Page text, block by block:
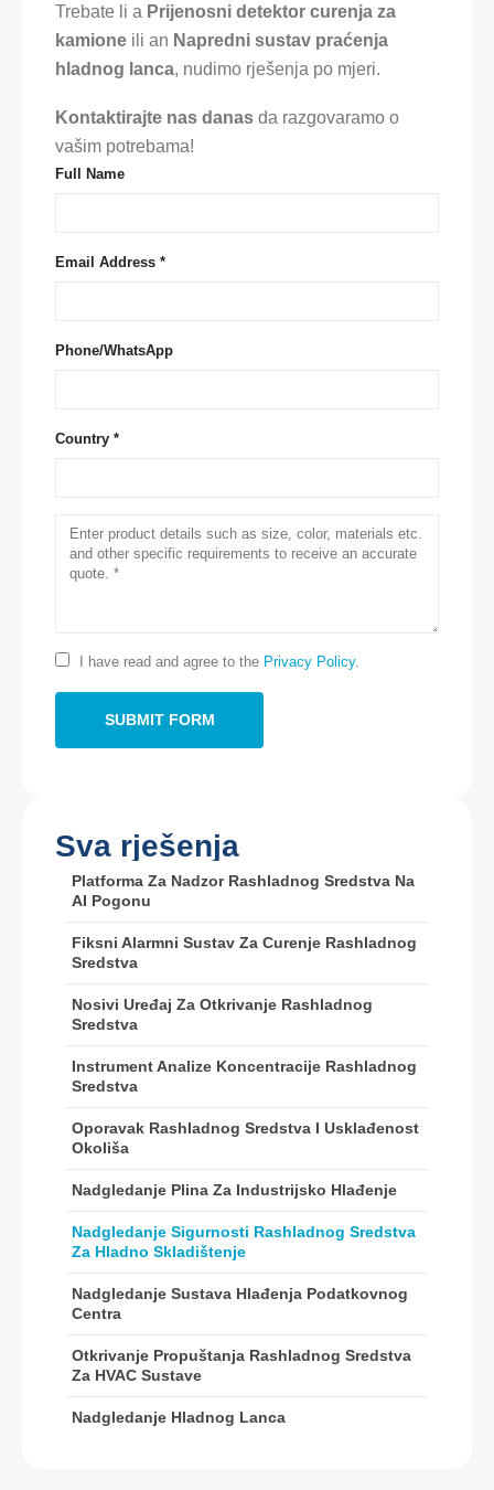
Sva rješenja
Platforma Za Nadzor Rashladnog Sredstva Na
AI Pogonu
Fiksni Alarmni Sustav Za Curenje Rashladnog
Sredstva
Nosivi Uređaj Za Otkrivanje Rashladnog
Sredstva
Instrument Analize Koncentracije Rashladnog
Sredstva
Oporavak Rashladnog Sredstva I Usklađenost
Okoliša
Nadgledanje Plina Za Industrijsko Hlađenje
Nadgledanje Sigurnosti Rashladnog Sredstva
Za Hladno Skladištenje
Nadgledanje Sustava Hlađenja Podatkovnog
Centra
Otkrivanje Propuštanja Rashladnog Sredstva
Za HVAC Sustave
Nadgledanje Hladnog Lanca
Trebate li a Prijenosni detektor curenja za
kamione ili an Napredni sustav praćenja
hladnog lanca, nudimo rješenja po mjeri.
Kontaktirajte nas danas da razgovaramo o
vašim potrebama!
Full Name
Email Address *
Phone/WhatsApp
Country *
I have read and agree to the Privacy Policy.
Kontaktirajte nas
cece@winsensor.com
Wehat WhatsApp
Vrući proizvodi
R290 senzor
R454B senzor
R32 senzor
R454B senzor
Naše rješenje
sredstva za HVAC sustave
Nadgledanje sustava hlađenja
Nadgledanje sigurnosti rashladnog